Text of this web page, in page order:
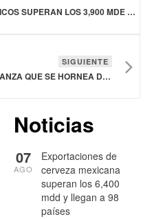
VENTAS DE SNACKS CÁRNICOS SUPERAN LOS 3,900 MDE ANUALES EN ESTADOS UNIDOS
SIGUIENTE
INOCUIDAD ALIMENTARIA, CONFIANZA QUE SE HORNEA DESDE EL ORIGEN: BIMBO
Noticias
Exportaciones de
cerveza mexicana
superan los 6,400
mdd y llegan a 98
países
07
AGO